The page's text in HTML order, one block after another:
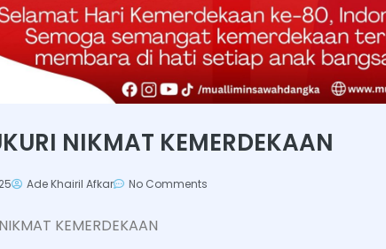
NIKMAT KEMERDEKAAN
Ade Khairil Afkar No Comments
KEMERDEKAAN